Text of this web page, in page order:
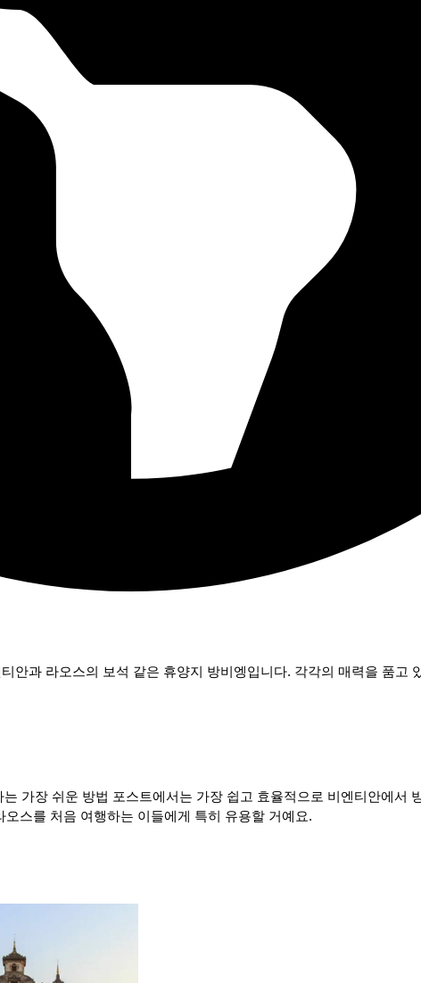
안과 라오스의 보석 같은 휴양지 방비엥입니다. 각각의 매력을 품고
가장 쉬운 방법 포스트에서는 가장 쉽고 효율적으로 비엔티안에서
스를 처음 여행하는 이들에게 특히 유용할 거예요.